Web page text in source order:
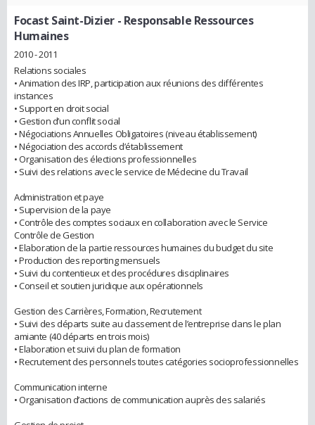
Focast Saint-Dizier - Responsable Ressources
Humaines
2010 - 2011
Relations sociales
• Animation des IRP, participation aux réunions des différentes
instances
• Support en droit social
• Gestion d’un conflit social
• Négociations Annuelles Obligatoires (niveau établissement)
• Négociation des accords d’établissement
• Organisation des élections professionnelles
• Suivi des relations avec le service de Médecine du Travail
Administration et paye
• Supervision de la paye
• Contrôle des comptes sociaux en collaboration avec le Service
Contrôle de Gestion
• Elaboration de la partie ressources humaines du budget du site
• Production des reporting mensuels
• Suivi du contentieux et des procédures disciplinaires
• Conseil et soutien juridique aux opérationnels
Gestion des Carrières, Formation, Recrutement
• Suivi des départs suite au classement de l’entreprise dans le plan
amiante (40 départs en trois mois)
• Elaboration et suivi du plan de formation
• Recrutement des personnels toutes catégories socioprofessionnelles
Communication interne
• Organisation d’actions de communication auprès des salariés